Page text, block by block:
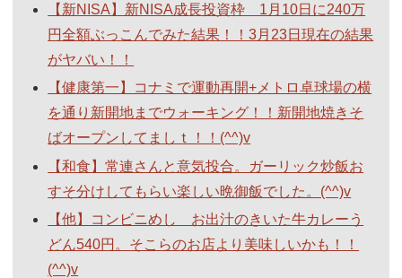
【新NISA】新NISA成長投資枠 1月10日に240万
円全額ぶっこんでみた結果！！3月23日現在の結果
がヤバい！！
【健康第一】コナミで運動再開+メトロ卓球場の横
を通り新開地までウォーキング！！新開地焼きそ
ばオープンしてましｔ！！(^^)v
【和食】常連さんと意気投合。ガーリック炒飯お
すそ分けしてもらい楽しい晩御飯でした。(^^)v
【他】コンビニめし お出汁のきいた牛カレーう
どん540円。そこらのお店より美味しいかも！！
(^^)v